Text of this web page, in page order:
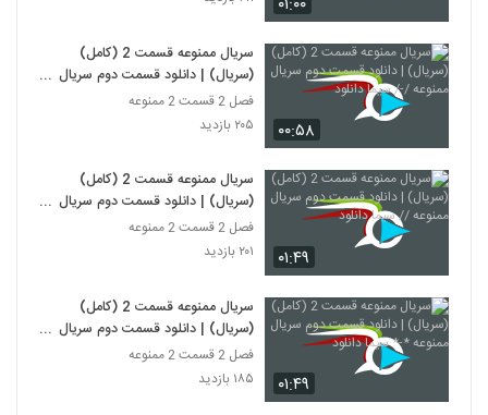
۰۰:۵۸
سریال ممنوعه قسمت 2 (کامل)
(سریال) | دانلود قسمت دوم سریال
ممنوعه /-/ سیما دانلود
فصل 2 قسمت 2 ممنوعه
۲۰۵ بازدید
۰۱:۴۹
سریال ممنوعه قسمت 2 (کامل)
(سریال) | دانلود قسمت دوم سریال
ممنوعه // سیما دانلود
فصل 2 قسمت 2 ممنوعه
۲۰۱ بازدید
۰۱:۴۹
سریال ممنوعه قسمت 2 (کامل)
(سریال) | دانلود قسمت دوم سریال
ممنوعه *-* سیما دانلود
فصل 2 قسمت 2 ممنوعه
۱۸۵ بازدید